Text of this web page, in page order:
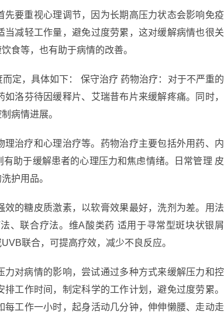
要重视心理调节，因为长期高压力状态会影响免疫
减轻工作量，避免过度劳累，这对缓解病情也很关
食等，也有助于病情的改善。
定，具体如下： 保守治疗 药物治疗：对于不严重的
洛芬待因缓释片、艾瑞昔布片来缓解疼痛。同时，
病情进展。
治疗和心理治疗等。药物治疗主要包括外用药、内
助于缓解患者的心理压力和焦虑情绪。日常管理 皮
护用品。
的糖皮质激素，以软膏效果最好，洗剂为差。用法
、联合疗法。维A酸类药 适用于寻常型斑块状银屑
联合，可提高疗效，减少不良反应。
对病情的影响，尝试通过多种方式来缓解压力和控
工作时间，制定科学的工作计划，避免过度劳累。
工作一小时，起身活动几分钟，伸伸懒腰、走动走